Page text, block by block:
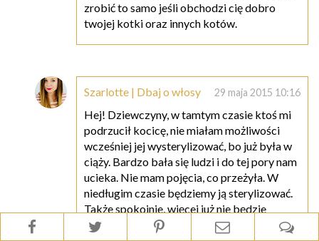
zrobić to samo jeśli obchodzi cię dobro
twojej kotki oraz innych kotów.
Szarlotte | Dbaj o włosy 29 maja 2015 10:16
Hej! Dziewczyny, w tamtym czasie ktoś mi
podrzucił kocicę, nie miałam możliwości
wcześniej jej wysterylizować, bo już była w
ciąży. Bardzo bała się ludzi i do tej pory nam
ucieka. Nie mam pojęcia, co przeżyła. W
niedługim czasie będziemy ją sterylizować.
Także spokojnie, więcej już nie będzie
rodzić. W tym roku niestety to było nasze